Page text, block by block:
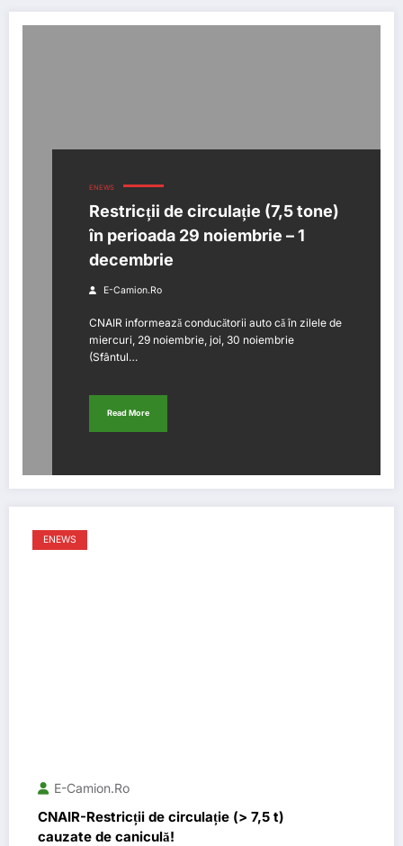
ENEWS
Restricții de circulație (7,5 tone)
în perioada 29 noiembrie – 1
decembrie
E-Camion.ro
CNAIR informează conducătorii auto că în zilele de
miercuri, 29 noiembrie, joi, 30 noiembrie
(Sfântul…
Read More
ENEWS
E-Camion.ro
CNAIR-Restricții de circulație (> 7,5 t)
cauzate de caniculă!